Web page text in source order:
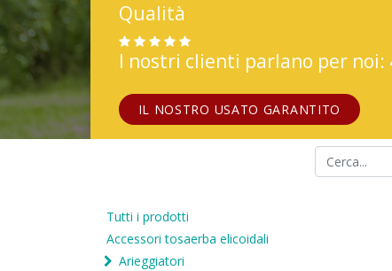
Qualità
I nostri clienti parlano per noi:
IL NOSTRO USATO GARANTITO
Tutti i prodotti
Accessori tosaerba elicoidali
Arieggiatori